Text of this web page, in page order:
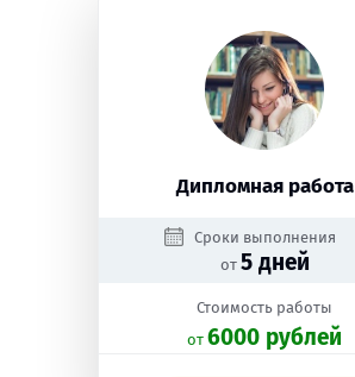
Дипломная работа
Сроки выполнения
от 5 дней
Стоимость работы
oт 6000 рублей